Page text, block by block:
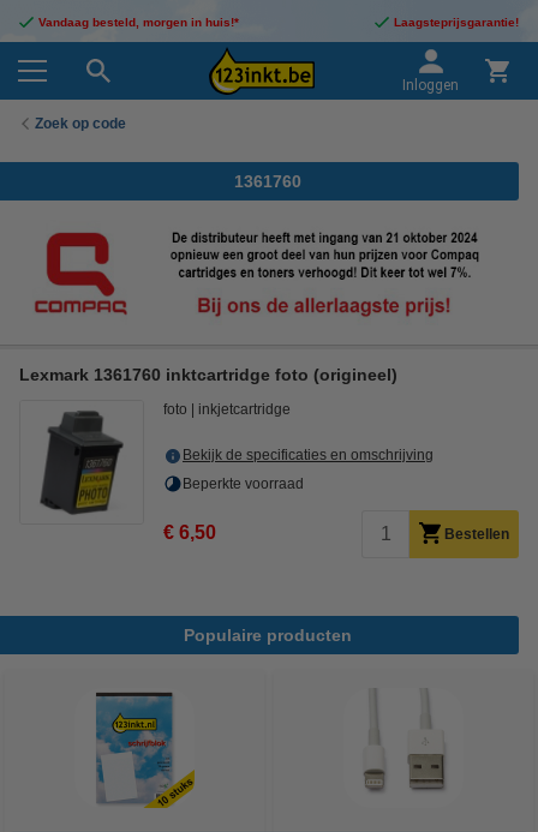
Vandaag besteld, morgen in huis!* Laagsteprijsgarantie!
Inloggen
Zoek op code
1361760
Lexmark 1361760 inktcartridge foto (origineel)
foto inkjetcartridge
Bekijk de specificaties en omschrijving
Beperkte voorraad
€ 6,50 Bestellen
Populaire producten